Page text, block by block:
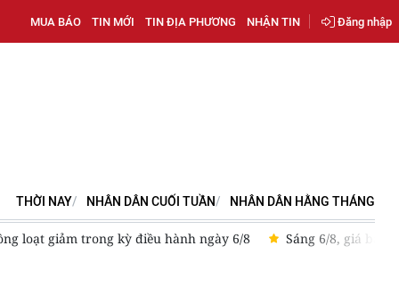
MUA BÁO TIN MỚI TIN ĐỊA PHƯƠNG NHẬN TIN Đăng nhập
THỜI NAY NHÂN DÂN CUỐI TUẦN NHÂN DÂN HẰNG THÁNG
phiên thứ 4 liên tiếp Sáng 8/8, giá bạc thế giới neo ở